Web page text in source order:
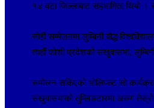
१४ वटा जिल्लाबाट सहभागिता थियो ।
सोही सम्मेलनमा लुम्बिनी बौद्ध
त्यहाँ कोशी प्रदेशको संखुवासभा,
सम्मेलन सकिएको भोलिपल्ट सो
संखुवासभाको तुम्लिङटारमा अरुण तेस्रो